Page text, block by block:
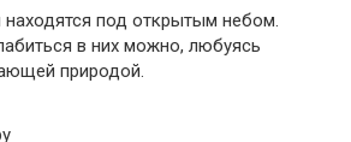
находятся под открытым небом.
в них можно, любуясь
природой.